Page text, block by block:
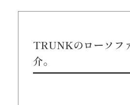
TRUNKのローソフ
介。